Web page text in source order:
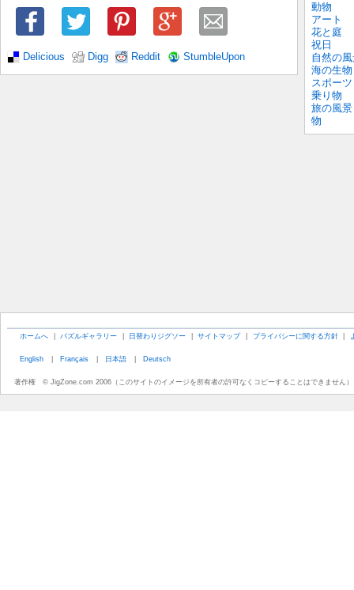
Delicious Digg Reddit StumbleUpon
動物
アート
花と庭
祝日
自然の
海の生物
スポーツ
乗り物
旅の風景
物
ホームへ | パズルギャラリー | 日替わりジグソー | サイトマップ | プライバシーに関する方針 |
English | Français | 日本語 | Deutsch
著作権 © JigZone.com 2006（このサイトのイメージを所有者の許可なくコピーすることはできません）